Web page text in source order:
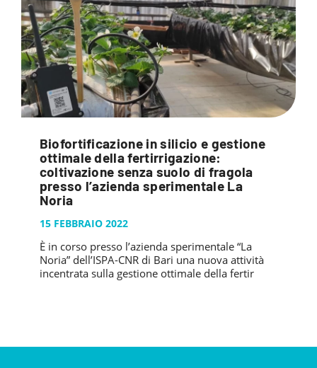
Biofortificazione in silicio e gestione
ottimale della fertirrigazione:
coltivazione senza suolo di fragola
presso l’azienda sperimentale La
Noria
15 FEBBRAIO 2022
È in corso presso l’azienda sperimentale “La
Noria” dell’ISPA-CNR di Bari una nuova attività
incentrata sulla gestione ottimale della fertir